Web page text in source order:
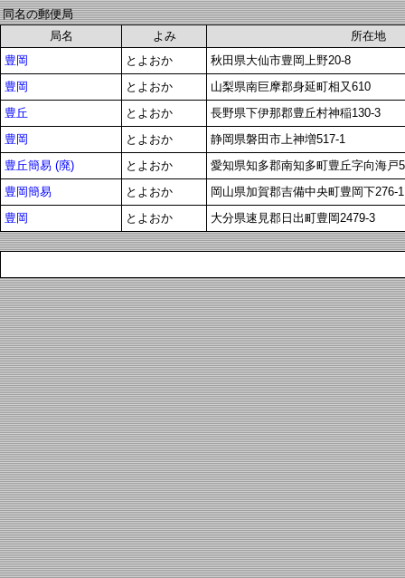
同名の郵便局
局名
よみ
所在地
豊岡
とよおか
秋田県大仙市豊岡上野20-8
豊岡
とよおか
山梨県南巨摩郡身延町相又610
豊丘
とよおか
長野県下伊那郡豊丘村神稲130-3
豊岡
とよおか
静岡県磐田市上神増517-1
豊丘簡易 (廃)
とよおか
愛知県知多郡南知多町豊丘字向海戸5
豊岡簡易
とよおか
岡山県加賀郡吉備中央町豊岡下276-1
豊岡
とよおか 大分県速見郡日出町豊岡2479-3